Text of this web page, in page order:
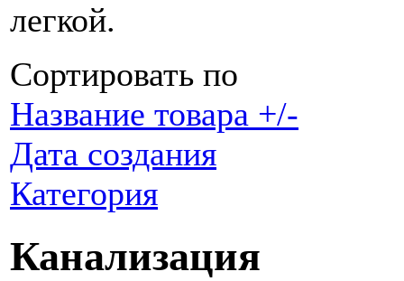
легкой.
Сортировать по
Название товара +/-
Дата создания
Категория
Канализация